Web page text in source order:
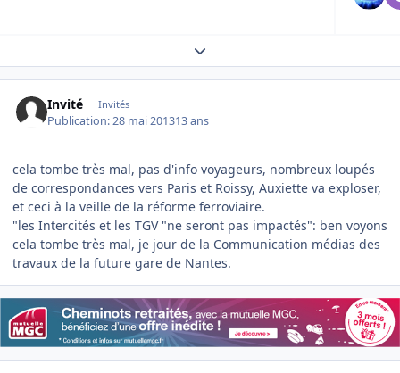
Expand topic overview
Invité Invités
Publication:28 mai 201313 ans
cela tombe très mal, pas d'info voyageurs, nombreux loupés
de correspondances vers Paris et Roissy, Auxiette va exploser,
et ceci à la veille de la réforme ferroviaire.
"les Intercités et les TGV "ne seront pas impactés": ben voyons
cela tombe très mal, je jour de la Communication médias des
travaux de la future gare de Nantes.